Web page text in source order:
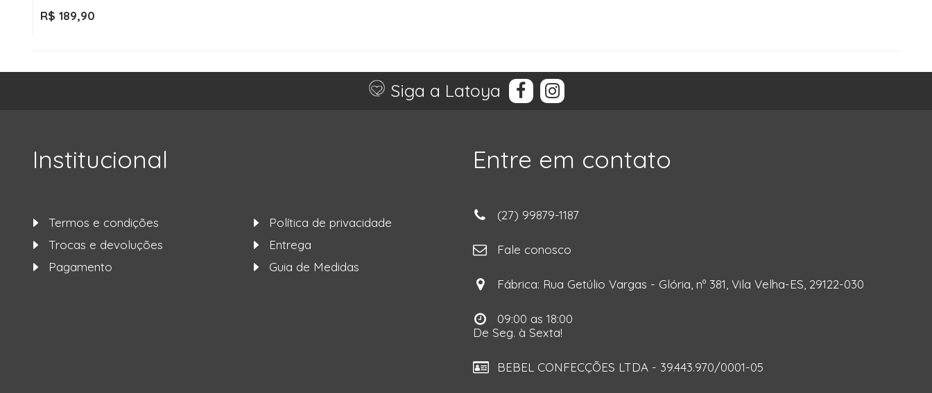
R$ 189,90
Siga a Latoya
Institucional
Termos e condições
Política de privacidade
Trocas e devoluções
Entrega
Pagamento
Guia de Medidas
Entre em contato
(27) 99879-1187
Fale conosco
Fábrica: Rua Getúlio Vargas - Glória, nº 381, Vila Velha-ES, 29122-030
09:00 as 18:00
De Seg. à Sexta!
BEBEL CONFECÇÕES LTDA - 39.443.970/0001-05